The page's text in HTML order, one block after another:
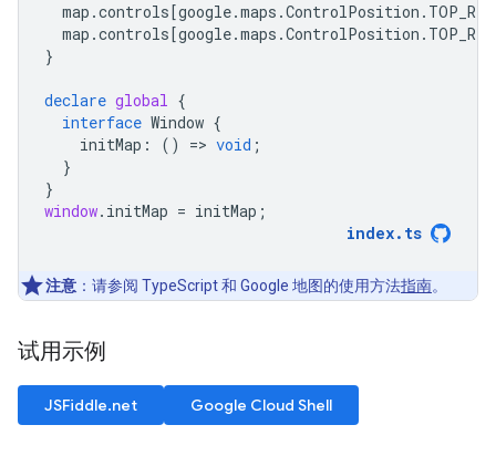
map .controls[google.maps .ControlPosition .
map .controls[google.maps .ControlPosition .
}
declare global {
interface Window {
initMap : () => void ;
}
}
window. initMap = initMap ;
index. ts
注意 ：请参阅 TypeScript 和 Google 地图的使用方法指南。
试用示例
JSFiddle.net Google Cloud Shell